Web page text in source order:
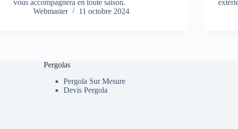
vous accompagnera en toute saison.
Webmaster
11 octobre 2024
Pergolas
Pergola Sur Mesure
Devis Pergola